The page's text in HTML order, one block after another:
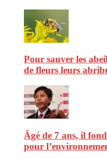
Pour sauver les
de fleurs leurs
Âgé de 7 ans, il
pour